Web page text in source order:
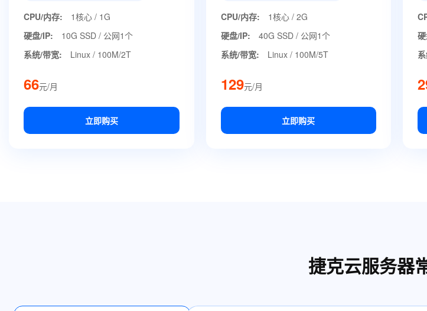
CPU/内存:
1核心 / 1G
硬盘/IP:
10G SSD / 公网1个
系统/带宽:
Linux / 100M/2T
66元/月
立即购买
CPU/内存:
1核心 / 2G
硬盘/IP:
40G SSD / 公网1个
系统/带宽:
Linux / 100M/5T
129元/月
立即购买
捷克云服务器